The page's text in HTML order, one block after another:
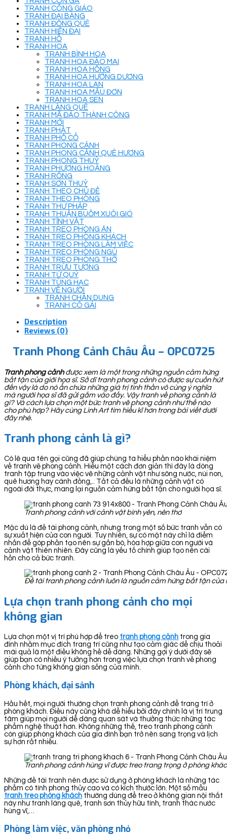
TRANH CÔNG GIÁO
TRANH ĐẠI BÀNG
TRANH ĐỒNG QUÊ
TRANH HIỆN ĐẠI
TRANH HỔ
TRANH HOA
TRANH BÌNH HOA
TRANH HOA ĐÀO MAI
TRANH HOA HỒNG
TRANH HOA HƯỚNG DƯƠNG
TRANH HOA LAN
TRANH HOA MẪU ĐƠN
TRANH HOA SEN
TRANH LÀNG QUÊ
TRANH MÃ ĐÁO THÀNH CÔNG
TRANH MỚI
TRANH PHẬT
TRANH PHỐ CỔ
TRANH PHONG CẢNH
TRANH PHONG CẢNH QUÊ HƯƠNG
TRANH PHONG THUỶ
TRANH PHƯỢNG HOÀNG
TRANH RỒNG
TRANH SƠN THUỶ
TRANH THEO CHỦ ĐỀ
TRANH THEO PHÒNG
TRANH THƯ PHÁP
TRANH THUẬN BUỒM XUÔI GIÓ
TRANH TĨNH VẬT
TRANH TREO PHÒNG ĂN
TRANH TREO PHÒNG KHÁCH
TRANH TREO PHÒNG LÀM VIỆC
TRANH TREO PHÒNG NGỦ
TRANH TREO PHÒNG THỜ
TRANH TRỪU TƯỢNG
TRANH TỨ QUÝ
TRANH TÙNG HẠC
TRANH VẼ NGƯỜI
TRANH CHÂN DUNG
TRANH CÔ GÁI
Description
Reviews (0)
Tranh Phong Cảnh Châu Âu – OPC0725
Tranh phong cảnhđược xem là một trong những nguồn cảm hứng
bất tận của giới họa sĩ. Sở dĩ tranh phong cảnh có được sự cuốn hút
đến vậy là do nó ẩn chứa những giá trị tinh thần vô cùng ý nghĩa
mà người họa sĩ đã gửi gắm vào đấy. Vậy tranh về phong cảnh là
gì? Và cách lựa chọn một bức tranh vẽ phong cảnh như thế nào
cho phù hợp? Hãy cùng Linh Art tìm hiểu kĩ hơn trong bài viết dưới
đây nhé.
Tranh phong cảnh là gì?
Có lẽ qua tên gọi cũng đã giúp chúng ta hiểu phần nào khái niệm
về tranh vẽ phong cảnh. Hiểu một cách đơn giản thì đây là dòng
tranh tập trung vào việc vẽ những cảnh vật như sông nước, núi non,
quê hương hay cánh đồng,.. Tất cả đều là những cảnh vật có
ngoài đời thực, mang lại nguồn cảm hứng bất tận cho người họa sĩ.
Tranh phong cảnh với cảnh vật bình yên, nên thơ
Mặc dù là đề tài phong cảnh, nhưng trong một số bức tranh vẫn có
sự xuất hiện của con người. Tuy nhiên, sự có mặt này chỉ là điểm
nhấn để góp phần tạo nên sự gắn bó, hòa hợp giữa con người và
cảnh vật thiên nhiên. Đây cũng là yếu tố chính giúp tạo nên cái
hồn cho cả bức tranh.
Đề tài tranh phong cảnh luôn là nguồn cảm hứng bất tận của
Lựa chọn tranh phong cảnh cho mọi
không gian
Lựa chọn một vị trí phù hợp để treo tranh phong cảnh trong gia
đình nhằm mục đích trang trí cũng như tạo cảm giác dễ chịu thoải
mái quả là một điều không hề dễ dàng. Những gợi ý dưới đây sẽ
giúp bạn có nhiều ý tưởng hơn trong việc lựa chọn tranh về phong
cảnh cho từng không gian sống của mình.
Phòng khách, đại sảnh
Hầu hết, mọi người thường chọn tranh phong cảnh để trang trí ở
phòng khách. Điều này cũng khá dễ hiểu bởi đây chính là vị trí trung
tâm giúp mọi người dễ dàng quan sát và thưởng thức những tác
phẩm nghệ thuật hơn. Không những thế, treo tranh phong cảnh
còn giúp phòng khách của gia đình bạn trở nên sang trọng và lịch
sự hơn rất nhiều.
Tranh phong cảnh hùng vĩ được treo trang trọng ở phòng
Những đề tài tranh nên được sử dụng ở phòng khách là những tác
phẩm có tính phong thủy cao và có kích thước lớn. Một số mẫu
tranh treo phòng khách thường dùng để treo ở không gian nội thất
này như tranh làng quê, tranh sơn thủy hữu tình, tranh thác nước
hùng vĩ,…
Phòng làm việc, văn phòng nhỏ